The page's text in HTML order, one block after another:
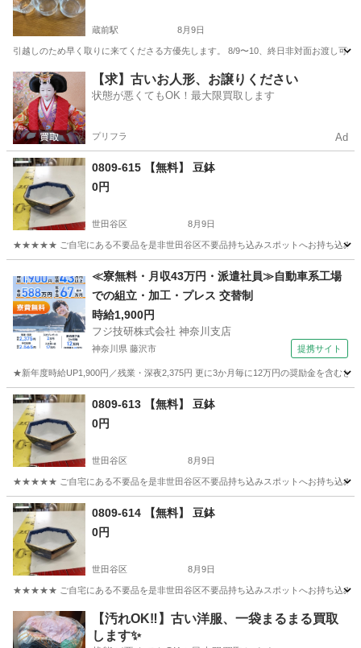
蔵前駅 8月9日
引越しのため早く取りに来てくださる方優先します。 8/9〜10、終日非対面お渡し可
東京 台東区 蔵前駅 食器 ココット
【求】古いお人形、お譲りください
状態が悪くてもOK！最大限買取します
プリフラ Ad
0809-615 【無料】 豆鉢
0円
世田谷区 8月9日
★★★★★ ご自宅にある不要品を是非世田谷区不要品持ち込みスポットへお持ち込みし
食器 スポット
≪寮無料・月収43万円・派遣社員≫自動車系工場
での組立・加工・プレス 交替制
時給1,900円
フジ技研株式会社 神奈川支店
神奈川県 藤沢市 提携サイト
★新年度時給UP1,900円／残業・深夜2,375円 更に3か月毎に12万円の奨励金を含む
神奈川 藤沢市 0809-613 【無料】 豆鉢
0円
世田谷区 8月9日
★★★★★ ご自宅にある不要品を是非世田谷区不要品持ち込みスポットへお持ち込みし
東京 世田谷区 スポット
0809-614 【無料】 豆鉢
0円
世田谷区 8月9日
★★★★★ ご自宅にある不要品を是非世田谷区不要品持ち込みスポットへお持ち込みし
東京 世田谷区 食器 スポット
【汚れOK‼️】古い洋服、一袋まるまる買取
します✨